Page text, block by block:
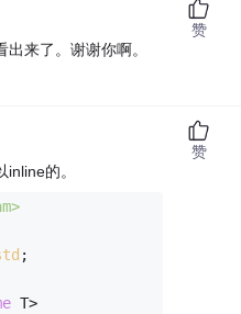
来了。谢谢你啊。
赞
的。
;
T>
赞